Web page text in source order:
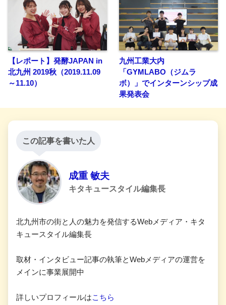
【レポート】発酵JAPAN in
北九州 2019秋（2019.11.09
～11.10）
九州工業大内
「GYMLABO（ジムラ
ボ）」でインターンシップ成
果発表会
この記事を書いた人
成重 敏夫
キタキュースタイル編集長
北九州市の街と人の魅力を発信するWebメディア・キタ
キュースタイル編集長
取材・インタビュー記事の執筆とWebメディアの運営を
メインに事業展開中
詳しいプロフィールはこちら